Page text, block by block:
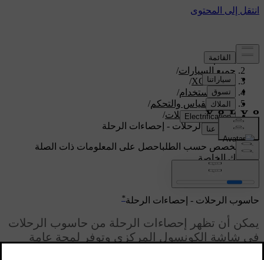
الدعم/
جميع السيارات/
XC70 2016
/
دليل الاستخدام/
اجهزة القياس والتحكم/
حاسوب الرحلات/
حاسوب الرحلات - إحصاءات الرحلة
دعم مخصص حسب الطلباحصل على المعلومات ذات الصلة
بسيارتك الخاصة.
تسجيل الدخول
حاسوب الرحلات - إحصاءات الرحلة*
يمكن أن تظهر إحصاءات الرحلة من حاسوب الرحلات
في شاشة الكونسول المركزي وتوفر لمحة عامة